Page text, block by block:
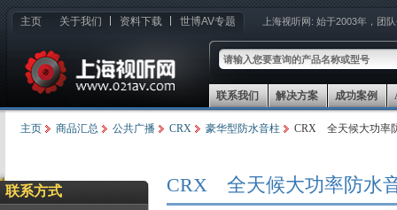
主页 关于我们 资料下载 世博AV专题 上海视听网: 始于2003年，团
联系我们 解决方案 成功案例
主页 商品汇总 公共广播 CRX 豪华型防水音柱 CRX 全天候大功率
CRX 全天候大功率防水
联系方式